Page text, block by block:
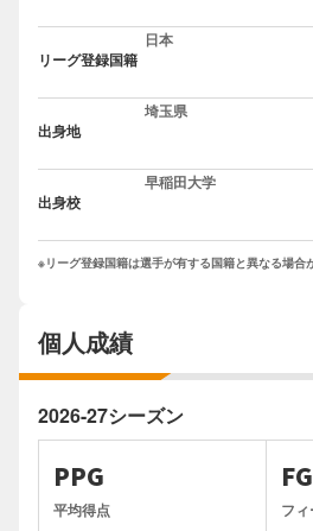
リーグ登録国籍
日本
出身地
埼玉県
出身校
早稲田大学
※リーグ登録国籍は選手が有する国籍と異なる場合
個人成績
2026-27シーズン
PPG
平均得点 フ